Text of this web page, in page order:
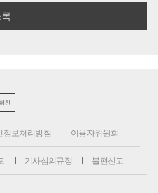
전
정보처리방침 이용자위원회
기사심의규정 불편신고